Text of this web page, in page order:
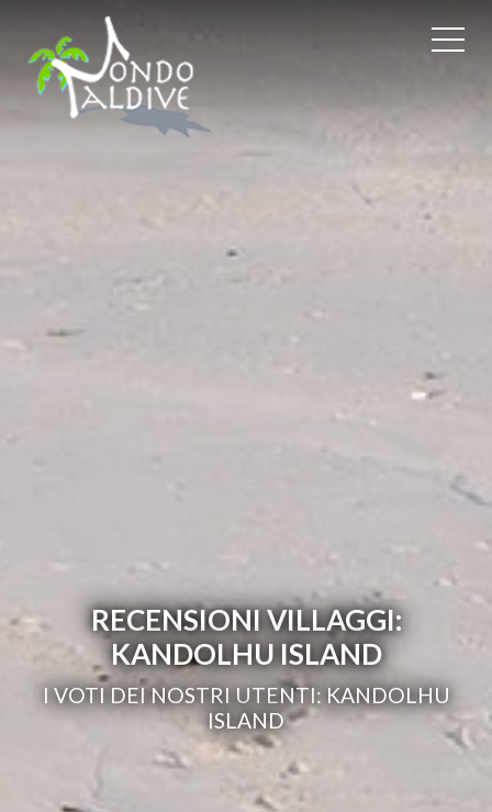
RECENSIONI VILLAGGI:
KANDOLHU ISLAND
I VOTI DEI NOSTRI UTENTI: KANDOLHU
ISLAND